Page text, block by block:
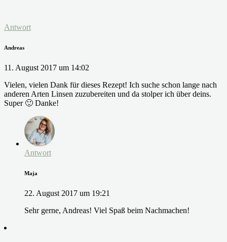
Antwort
Andreas
11. August 2017 um 14:02
Vielen, vielen Dank für dieses Rezept! Ich suche schon lange nach
anderen Arten Linsen zuzubereiten und da stolper ich über deins.
Super 🙂 Danke!
Antwort
Maja
22. August 2017 um 19:21
Sehr gerne, Andreas! Viel Spaß beim Nachmachen!